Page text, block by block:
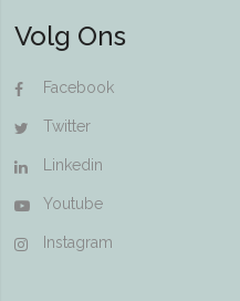
Volg Ons
Facebook
Twitter
Linkedin
Youtube
Instagram